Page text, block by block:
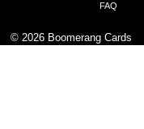
FAQ
© 2026 Boomerang Cards